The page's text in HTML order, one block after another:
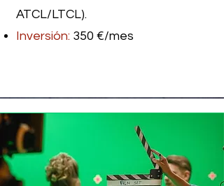
ATCL/LTCL).
Inversión: 350 €/mes